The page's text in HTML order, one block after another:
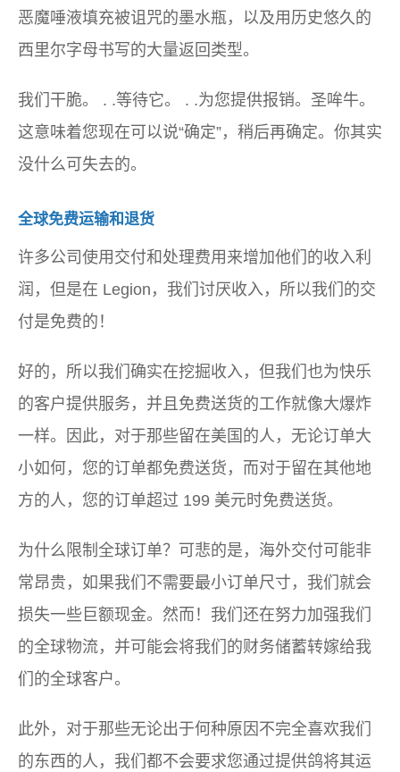
恶魔唾液填充被诅咒的墨水瓶，以及用历史悠久的
西里尔字母书写的大量返回类型。
我们干脆。 . .等待它。 . .为您提供报销。圣哞牛。
这意味着您现在可以说“确定”，稍后再确定。你其实
没什么可失去的。
全球免费运输和退货
许多公司使用交付和处理费用来增加他们的收入利
润，但是在 Legion，我们讨厌收入，所以我们的交
付是免费的！
好的，所以我们确实在挖掘收入，但我们也为快乐
的客户提供服务，并且免费送货的工作就像大爆炸
一样。因此，对于那些留在美国的人，无论订单大
小如何，您的订单都免费送货，而对于留在其他地
方的人，您的订单超过 199 美元时免费送货。
为什么限制全球订单？可悲的是，海外交付可能非
常昂贵，如果我们不需要最小订单尺寸，我们就会
损失一些巨额现金。然而！我们还在努力加强我们
的全球物流，并可能会将我们的财务储蓄转嫁给我
们的全球客户。
此外，对于那些无论出于何种原因不完全喜欢我们
的东西的人，我们都不会要求您通过提供鸽将其运